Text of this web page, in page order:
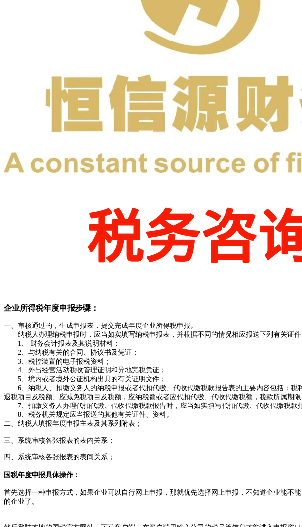
企业所得税年度申报步骤：
一、审核通过的，生成申报表，提交完成年度企业所得税申报。
纳税人办理纳税申报时，应当如实填写纳税申报表，并根据不同的情况相应报送下列有关证件
1、 财务会计报表及其说明材料；
2、与纳税有关的合同、协议书及凭证；
3、税控装置的电子报税资料；
4、外出经营活动税收管理证明和异地完税凭证；
5、境内或者境外公证机构出具的有关证明文件；
6、纳税人、扣缴义务人的纳税申报或者代扣代缴、代收代缴税款报告表的主要内容包括：税
退税项目及税额、应减免税项目及税额，应纳税额或者应代扣代缴、代收代缴税额，税款所属期
7、扣缴义务人办理代扣代缴、代收代缴税款报告时，应当如实填写代扣代缴、代收代缴税款
8、税务机关规定应当报送的其他有关证件、资料。
二、纳税人填报年度申报主表及其系列附表；
三、系统审核各张报表的表内关系；
四、系统审核各张报表的表间关系；
国税年度申报具体操作：
首先选择一种申报方式，如果企业可以自行网上申报，那就优先选择网上申报，不知道企业能不
的企业了。